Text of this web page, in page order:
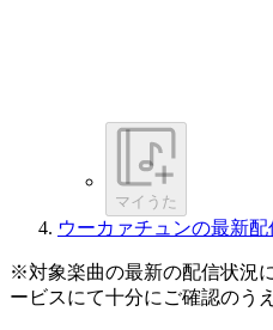
マイうた
ウーカァチュンの最新
※対象楽曲の最新の配信状況
ービスにて十分にご確認のう